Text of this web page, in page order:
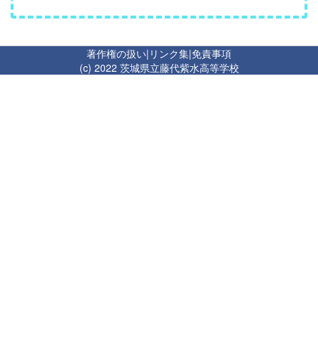
著作権の扱い| リンク集|免責事項
(c) 2022 茨城県立藤代紫水高等学校